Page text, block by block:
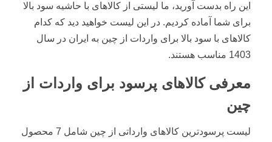
این راه بدست آورید، ما لیستی از کالاهای با حاشیه سود بالا
برای شما آماده کردیم. در این لیست خواهید دید که کدام
کالاهای با سود بالا برای واردات از چین به ایران در سال
1403 مناسب هستند.
معرفی کالاهای پرسود برای واردات از
چین
لیست پرسودترین کالاهای وارداتی از چین شامل 7 محصول